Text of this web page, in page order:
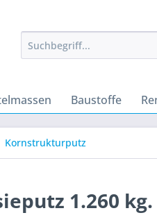
Baustoffe
Kornstrukturputz
1.260 kg.